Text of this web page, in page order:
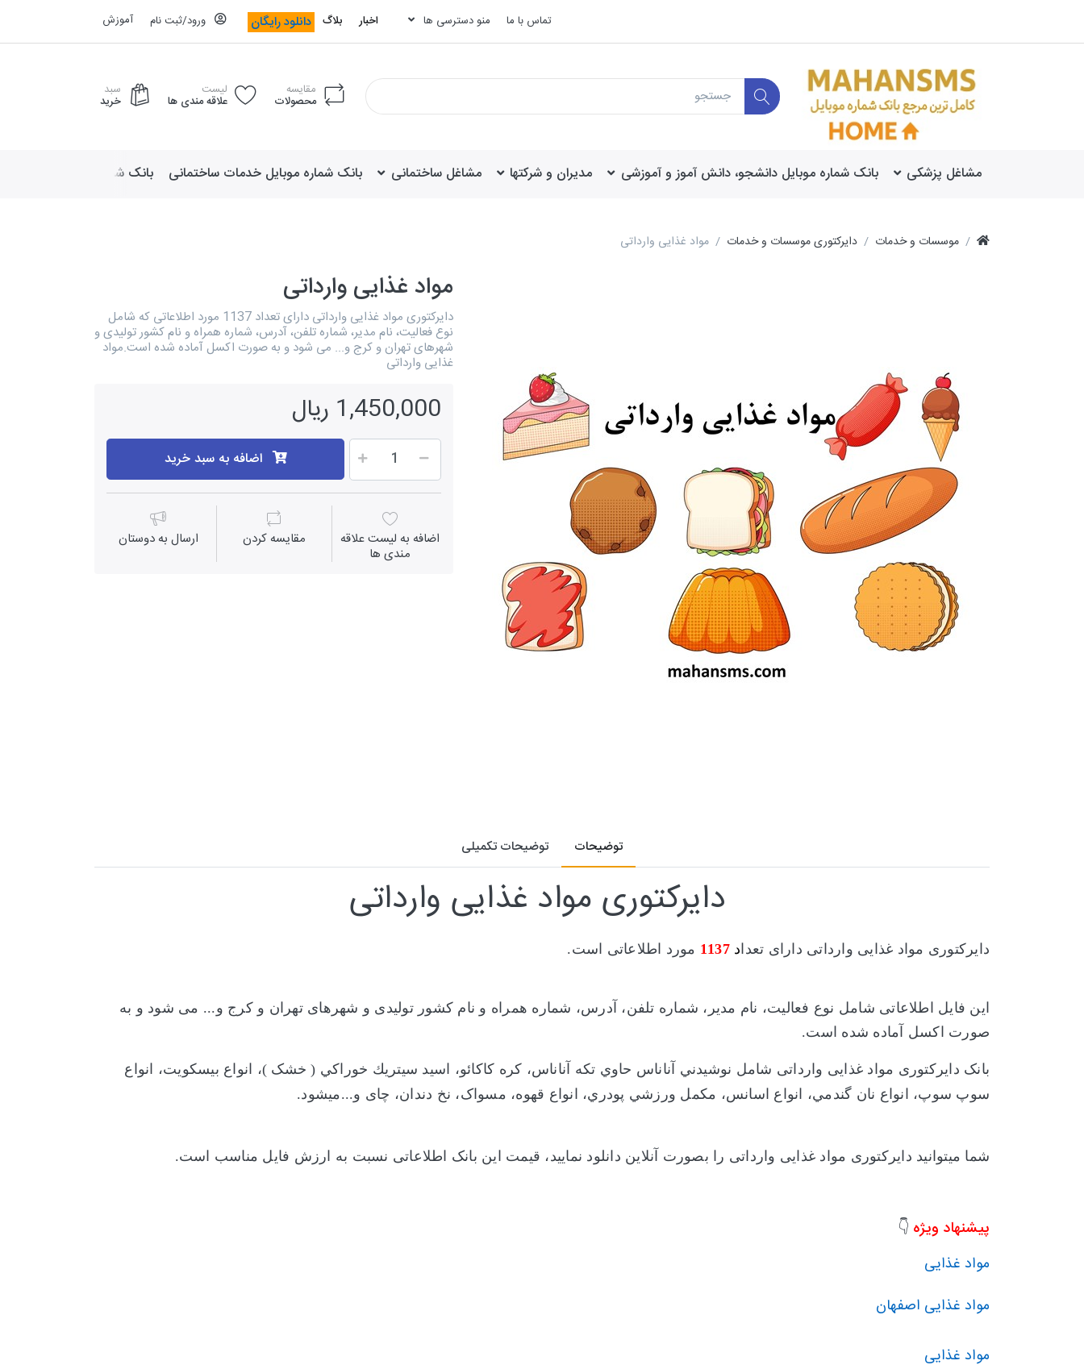
تماس با ما منو دسترسی ها اخبار بلاگ دانلود رایگان ورود/ثبت نام آموزش
مقایسه
محصولات
لیست
علاقه مندی ها
سبد
خرید
مشاغل پزشکی بانک شماره موبایل دانشجو، دانش آموز و آموزشی مدیران و شرکتها مشاغل ساختمانی بانک شماره موبایل خدمات ساختمانی بانک شماره موبایل لوازم
موسسات و خدمات دایرکتوری موسسات و خدمات مواد غذایی وارداتی
مواد غذایی وارداتی
دایرکتوری مواد غذایی وارداتی دارای تعداد 1137 مورد اطلاعاتی که شامل
نوع فعالیت، نام مدیر، شماره تلفن، آدرس، شماره همراه و نام کشور تولیدی و
شهرهای تهران و کرج و... می شود و به صورت اکسل آماده شده است.مواد
غذایی وارداتی
1,450,000 ریال
اضافه به سبد خرید
اضافه به لیست علاقه
مندی ها
مقايسه كردن ارسال به دوستان
توضیحات توضیحات تکمیلی
دایرکتوری مواد غذایی وارداتی
دایرکتوری مواد غذایی وارداتی دارای تعداد1137 مورد اطلاعاتی است.
این فایل اطلاعاتی شامل نوع فعالیت، نام مدیر، شماره تلفن، آدرس، شماره همراه و نام کشور تولیدی و شهرهای تهران و کرج و... می شود و به
صورت اکسل آماده شده است.
بانک دایرکتوری مواد غذایی وارداتی شامل نوشيدني آناناس حاوي تکه آناناس، كره كاكائو، اسيد سيتريك خوراکي ( خشک )، انواع بیسکویت، انواع
سوپ سوپ، انواع نان گندمي، انواع اسانس، مکمل ورزشي پودري، انواع قهوه، مسواک، نخ دندان، چای و...میشود.
شما میتوانید دایرکتوری مواد غذایی وارداتی را بصورت آنلاین دانلود نمایید، قیمت این بانک اطلاعاتی نسبت به ارزش فایل مناسب است.
پیشنهاد ویژه 👇
مواد غذایی
مواد غذایی اصفهان
مواد غذایی